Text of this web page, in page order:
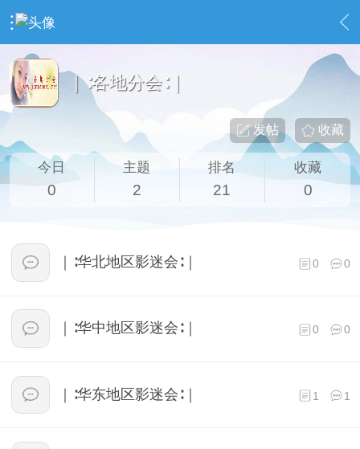
› ◆论 坛 分 会◆ › ｜∶各地分会∶｜
｜∶各地分会∶｜
收藏
发帖
今日
0
主题
2
排名
21
收藏
0
｜∶华北地区影迷会∶｜ 0 0
｜∶华中地区影迷会∶｜ 0 0
｜∶华东地区影迷会∶｜ 1 1